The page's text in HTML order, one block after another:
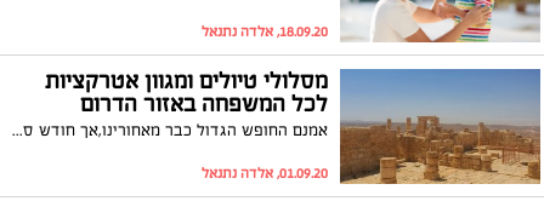
18.09.20, אלדה נתנאל
מסלולי טיולים ומגוון אטרקציות
לכל המשפחה באזור הדרום
אמנם החופש הגדול כבר מאחורינו,אך חודש ספטמבר לפנינו ובו מגוון טיולים באזור הדרום והשפלה אז ערכנו עבורכם רשימה של כל הפעילויות אשר יתקיימו בחודש הקרוב בשמורות הטבע ואתרי המורשת.כל האטרקציות פועלות בהתאם להנחיות התו הסגול, תהנו
01.09.20, אלדה נתנאל